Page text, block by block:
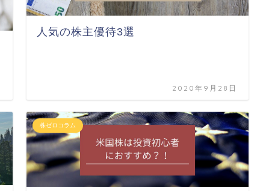
人気の株主優待3選
2020年9月28日
株ゼロコラム